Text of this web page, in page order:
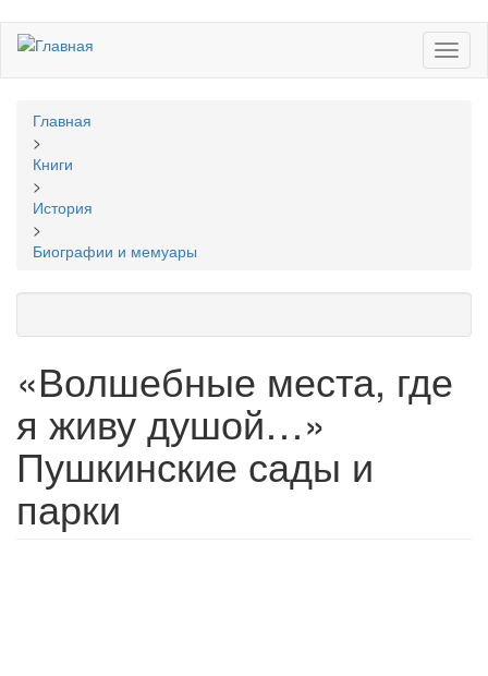
Перейти
основному
Вы
здесь
Главная
>
Книги
>
История
>
Биографии и мемуары
«Волшебные места, где
я живу душой…»
Пушкинские сады и
парки